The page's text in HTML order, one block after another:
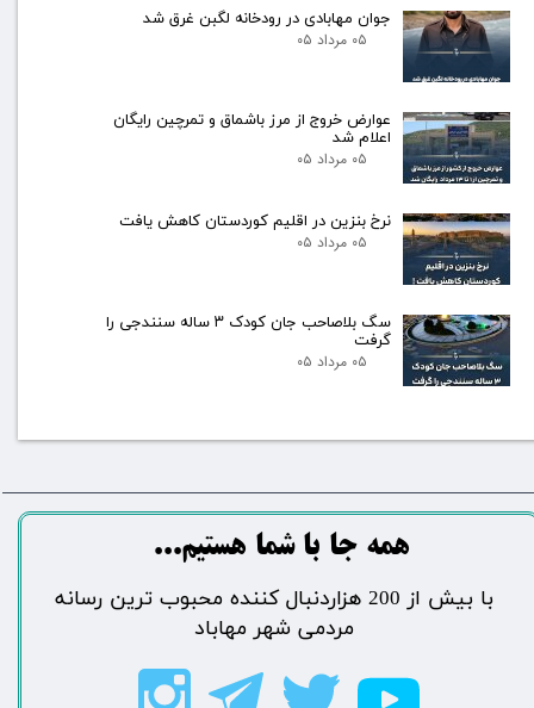
جوان مهابادی در رودخانه لگبن غرق شد
۰۵ مرداد ۰۵
عوارض خروج از مرز باشماق و تمرچین رایگان
اعلام شد
۰۵ مرداد ۰۵
نرخ بنزین در اقلیم کوردستان کاهش یافت
۰۵ مرداد ۰۵
سگ بلاصاحب جان کودک ۳ ساله سنندجی را
گرفت
۰۵ مرداد ۰۵
​​​همه جا با شما هستیم...​​​​​​​​​​​​​​
​با بیش از 200 هزاردنبال کننده محبوب ترین رسانه
مردمی شهر مهاباد​​​​​​​​​​​​​​